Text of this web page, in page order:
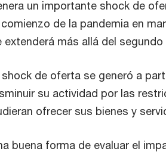
un importante shock de
de la pandemia en
extenderá más allá del
shock de oferta se generó a
su actividad por las
ofrecer sus bienes y
buena forma de evaluar el